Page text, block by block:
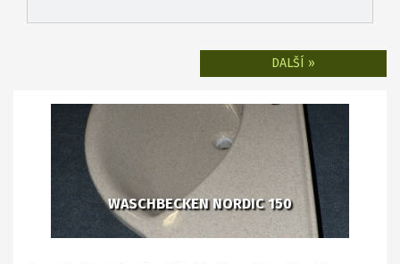
DALŠÍ »
WASCHBECKEN NORDIC 150